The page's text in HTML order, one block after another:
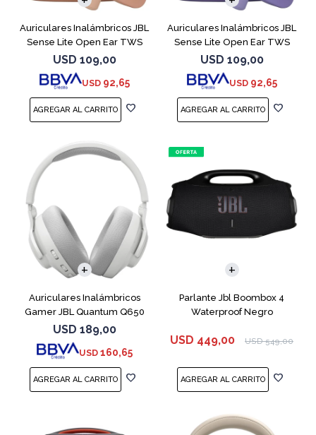
Auriculares Inalámbricos JBL
Sense Lite Open Ear TWS
Beige
USD 109,00
USD 92,65
Auriculares Inalámbricos JBL
Sense Lite Open Ear TWS
Purple
USD 109,00
USD 92,65
Auriculares Inalámbricos
Gamer JBL Quantum Q650
Blanco
USD 189,00
USD 160,65
Parlante Jbl Boombox 4
Waterproof Negro
USD 449,00 USD 549,00